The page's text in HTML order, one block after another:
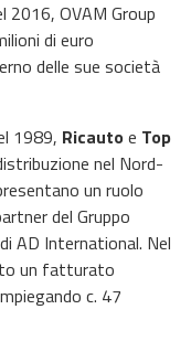
OVAM Group
di euro
delle sue società
1989, Ricauto e Top
nel Nord-
un ruolo
del Gruppo
AD International. Nel
un fatturato
c. 47